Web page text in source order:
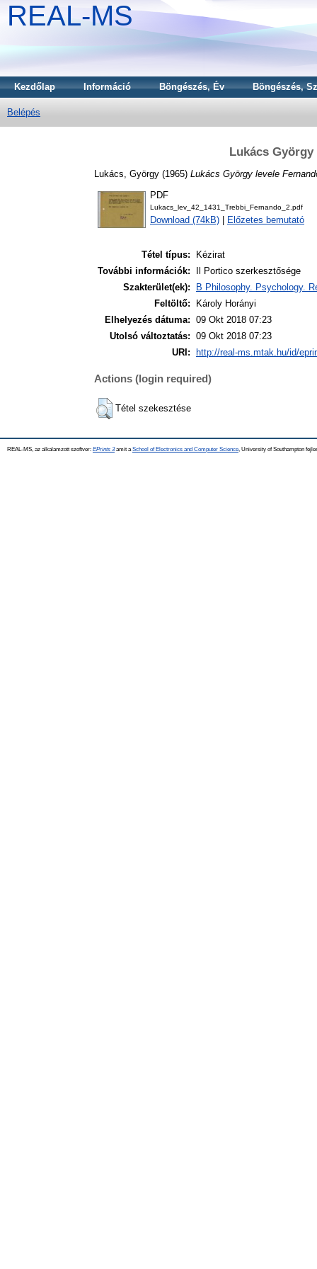
REAL-MS
Kezdőlap Információ Böngészés, Év Böngészés,
Belépés
Lukács
Lukács, György (1965) Lukács György levele
PDF
Lukacs_lev_42_1431_Trebbi_Fernando_2.pdf
Download (74kB) Előzetes bemutató
Tétel típus:
Kézirat
További információk:
Il Portico szerkesztősége
Szakterület(ek):
B Philosophy. Psychology.
Feltöltő:
Károly Horányi
Elhelyezés dátuma: 09 Okt 2018 07:23
Utolsó változtatás: 09 Okt 2018 07:23
URI:
http://real-ms.mtak.hu/id/
Actions (login required)
Tétel szekesztése
REAL-MS, az alkalamzott szoftver: EPrints 3amit a School of Electronics and Computer Science , University of Southampton